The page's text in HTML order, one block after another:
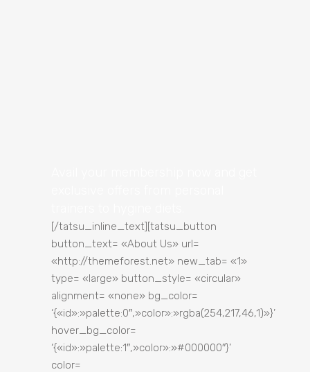
[/tatsu_inline_text][tatsu_button
button_text= «About Us» url=
«http://themeforest.net» new_tab= «1»
type= «large» button_style= «circular»
alignment= «none» bg_color=
‘{«id»:»palette:0″,»color»:»rgba(254,217,46,1)»}’
hover_bg_color=
‘{«id»:»palette:1″,»color»:»#000000″}’
color=